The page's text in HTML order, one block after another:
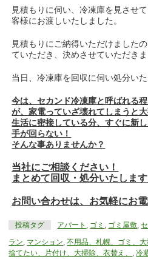
見積もりに伺い、冷凍庫を見させ
客様にお渡しいたしました。
見積もりにご納得いただけました
ていただき、決めさせていただきま
当日、冷凍庫を回収に伺い処分いた
今は、セカンド冷凍庫と呼ばれる
が、家電っていざ壊れてしまうと
生活に密接している分、すぐに新
手が回らない！
そんな事ありませんか？
当社にご相談ください！
まとめて回収・処分いたします
お問い合わせは、お気軽にお電
投稿タグ アパート , ゴミ , ゴミ屋敷,
ラン, マンション,不用品、札幌、ゴミ、
捨てたい、片付け、大掃除、衣替え、 ,冷